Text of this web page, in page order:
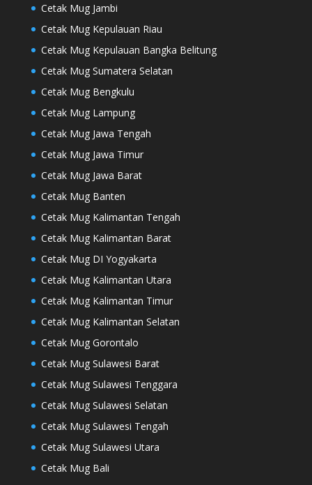
Cetak Mug Jambi
Cetak Mug Kepulauan Riau
Cetak Mug Kepulauan Bangka Belitung
Cetak Mug Sumatera Selatan
Cetak Mug Bengkulu
Cetak Mug Lampung
Cetak Mug Jawa Tengah
Cetak Mug Jawa Timur
Cetak Mug Jawa Barat
Cetak Mug Banten
Cetak Mug Kalimantan Tengah
Cetak Mug Kalimantan Barat
Cetak Mug DI Yogyakarta
Cetak Mug Kalimantan Utara
Cetak Mug Kalimantan Timur
Cetak Mug Kalimantan Selatan
Cetak Mug Gorontalo
Cetak Mug Sulawesi Barat
Cetak Mug Sulawesi Tenggara
Cetak Mug Sulawesi Selatan
Cetak Mug Sulawesi Tengah
Cetak Mug Sulawesi Utara
Cetak Mug Bali